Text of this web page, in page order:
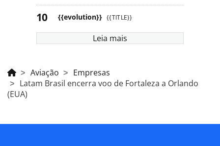
{{evolution}} {{TITLE}}
Leia mais
Aviação
Empresas
Latam Brasil encerra voo de Fortaleza a Orlando
(EUA)